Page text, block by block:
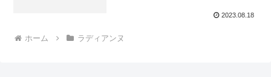
2023.08.18
ホーム ラディアンヌ